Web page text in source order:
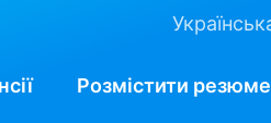
Розмістити резюме